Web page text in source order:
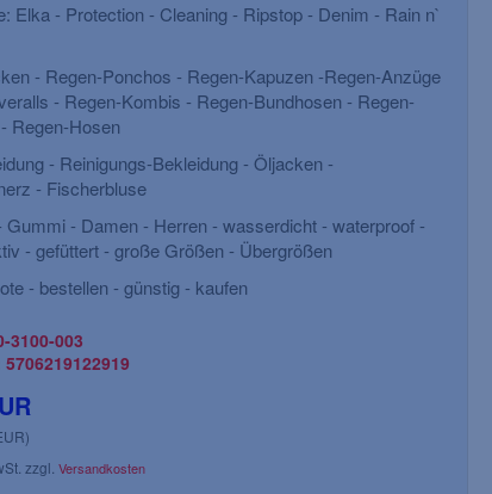
Elka - Protection - Cleaning - Ripstop - Denim - Rain n`
- Regen-Ponchos - Regen-Kapuzen -Regen-Anzüge
- Regen-Kombis - Regen-Bundhosen - Regen-
Regen-Hosen
- Reinigungs-Bekleidung - Öljacken -
- Fischerbluse
Gummi - Damen - Herren - wasserdicht - waterproof -
- gefüttert - große Größen - Übergrößen
- bestellen - günstig - kaufen
3100-003
zzgl. Versandkosten